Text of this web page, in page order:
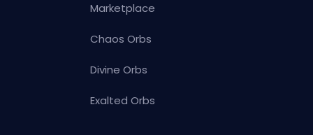
Marketplace
Chaos Orbs
Divine Orbs
Exalted Orbs